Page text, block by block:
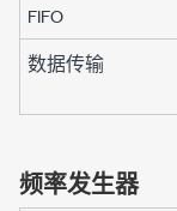
FIFO
数据传输
频率发生器